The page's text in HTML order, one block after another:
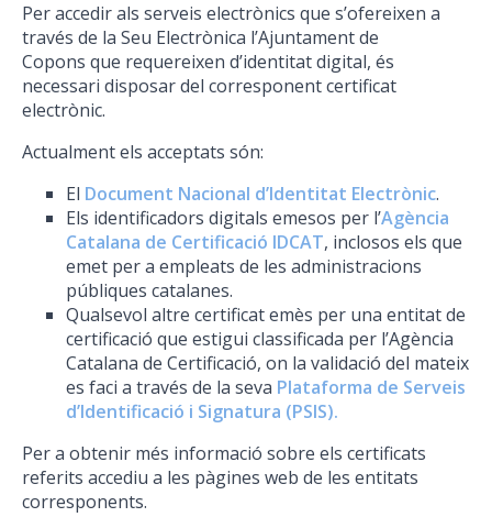
Per accedir als serveis electrònics que s’ofereixen a
través de la Seu Electrònica l’Ajuntament de
Copons que requereixen d’identitat digital, és
necessari disposar del corresponent certificat
electrònic.
Actualment els acceptats són:
El Document Nacional d’Identitat Electrònic.
Els identificadors digitals emesos per l’Agència
Catalana de Certificació IDCAT, inclosos els que
emet per a empleats de les administracions
públiques catalanes.
Qualsevol altre certificat emès per una entitat de
certificació que estigui classificada per l’Agència
Catalana de Certificació, on la validació del mateix
es faci a través de la seva Plataforma de Serveis
d’Identificació i Signatura (PSIS).
Per a obtenir més informació sobre els certificats
referits accediu a les pàgines web de les entitats
corresponents.